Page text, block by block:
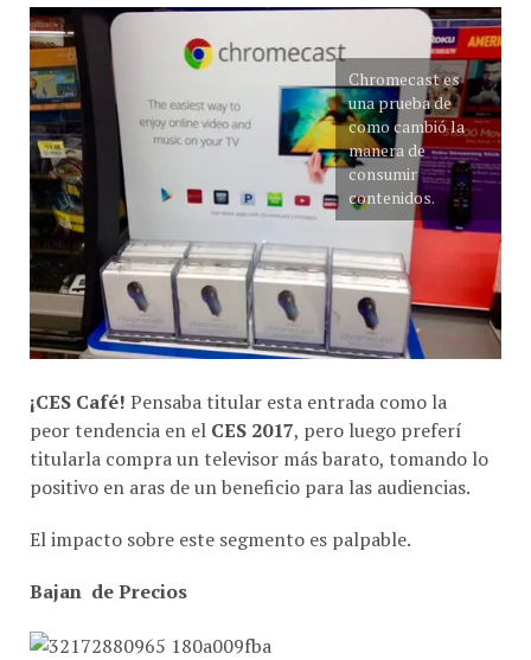
Chromecast es
una prueba de
como cambió la
manera de
consumir
contenidos.
peor tendencia en elCES 2017, pero luego preferí
titularla compra un televisor más barato, tomando lo
positivo en aras de un beneficio para las audiencias.